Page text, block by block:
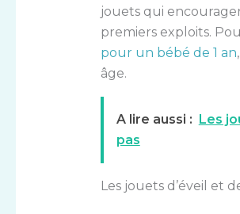
jouets qui
premiers exploits.
pour un bébé de 1 an
âge.
A lire aussi : Les
pas
Les jouets d’éveil et